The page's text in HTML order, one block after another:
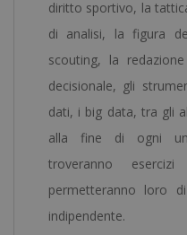
diritto sportivo, la
di analisi, la figura
scouting, la
decisionale, gli
dati, i big data, tra gli
alla fine di ogni
troveranno
permetteranno loro
indipendente.